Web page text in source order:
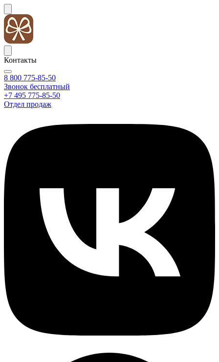
Контакты
8 800 775-85-50
Звонок бесплатный
+7 495 775-85-50
Отдел продаж